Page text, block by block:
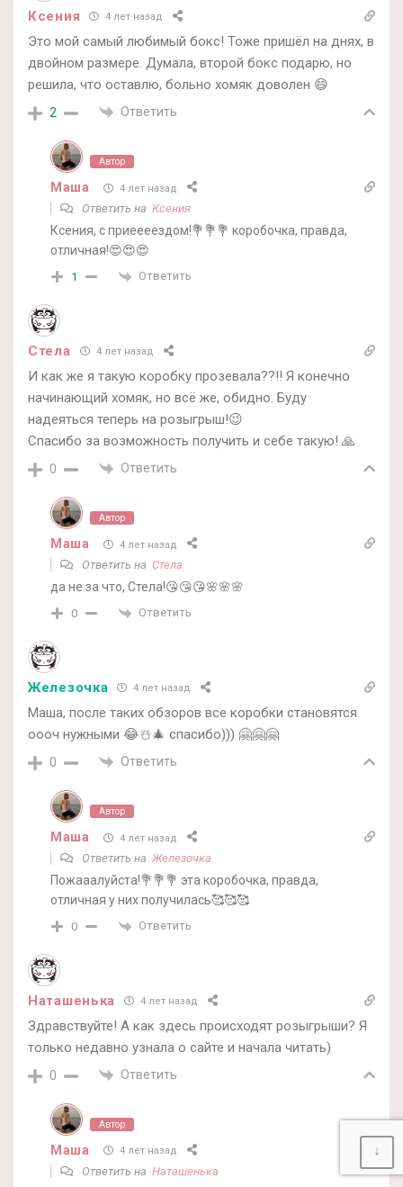
Ксения 4 лет назад
Это мой самый любимый бокс! Тоже пришёл на днях, в
двойном размере. Думала, второй бокс подарю, но
решила, что оставлю, больно хомяк доволен 😄
2 Ответить
Автор
Маша 4 лет назад
Ответить на Ксения
Ксения, с приеееездом!💐💐💐 коробочка, правда,
отличная!😍😍😍
1 Ответить
Стела 4 лет назад
И как же я такую коробку прозевала??!! Я конечно
начинающий хомяк, но всё же, обидно. Буду
надеяться теперь на розыгрыш!😉
Спасибо за возможность получить и себе такую! 🙏
0 Ответить
Автор
Маша 4 лет назад
Ответить на Стела
да не за что, Стела!😘😘😘🌸🌸🌸
0 Ответить
Железочка 4 лет назад
Маша, после таких обзоров все коробки становятся
оооч нужными 😂☃️🎄 спасибо))) 🤗🤗🤗
0 Ответить
Автор
Маша 4 лет назад
Ответить на Железочка
Пожааалуйста!💐💐💐 эта коробочка, правда,
отличная у них получилась🥰🥰🥰
0 Ответить
Наташенька 4 лет назад
Здравствуйте! А как здесь происходят розыгрыши? Я
только недавно узнала о сайте и начала читать)
0 Ответить
Автор
Маша 4 лет назад
Ответить на Наташенька
↓